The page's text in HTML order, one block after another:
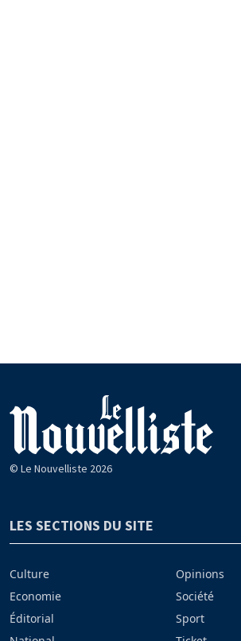
© Le Nouvelliste 2026
LES SECTIONS DU SITE
Culture
Economie
Éditorial
Opinions
Société
Sport